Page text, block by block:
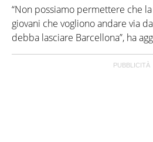
“Non possiamo permettere che
giovani che vogliono andare via
debba lasciare Barcellona”, ha